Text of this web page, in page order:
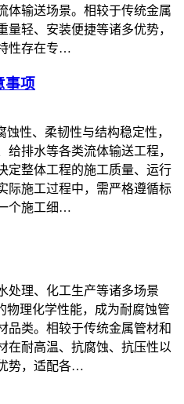
体输送场景。相较于传统金属
量轻、安装便捷等诸多优势，
性存在专…
事项
性、柔韧性与结构稳定性，
给排水等各类流体输送工程，
定整体工程的施工质量、运行
际施工过程中，需严格遵循标
个施工细…
处理、化工生产等诸多场景
物理化学性能，成为耐腐蚀管
品类。相较于传统金属管材和
在耐高温、抗腐蚀、抗压性以
势，适配各…